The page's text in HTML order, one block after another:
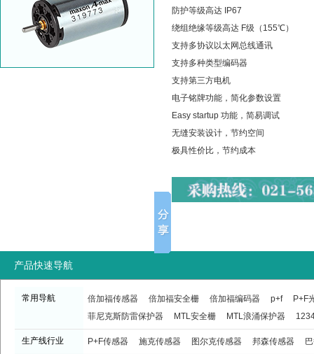
防护等级高达 IP67
绕组绝缘等级高达 F级（155℃）
支持多协议以太网总线通讯
支持多种类型编码器
支持第三方电机
电子铭牌功能，简化参数设置
Easy startup 功能，简易调试
无缝安装设计，节约空间
极具性价比，节约成本
产品快速导航
常用导航 倍加福传感器 倍加福安全栅 倍加福编码器 p+f
P+F
菲尼克斯防雷保护器
MTL安全栅 MTL浪涌保护器
生产线行业 P+F传感器 施克传感器 图尔克传感器 邦森传感器